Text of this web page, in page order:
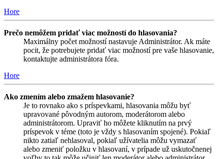
Hore
Prečo nemôžem pridať viac možností do hlasovania?
Maximálny počet možností nastavuje Administrátor. Ak máte
pocit, že potrebujete pridať viac možností pre vaše hlasovanie,
kontaktujte administrátora fóra.
Hore
Ako zmením alebo zmažem hlasovanie?
Je to rovnako ako s príspevkami, hlasovania môžu byť
upravované pôvodným autorom, moderátorom alebo
administrátorom. Upraviť ho môžete kliknutím na prvý
príspevok v téme (toto je vždy s hlasovaním spojené). Pokiaľ
nikto zatiaľ nehlasoval, pokiaľ užívatelia môžu vymazať
alebo zmeniť položku v hlasovaní, v prípade už uskutočnenej